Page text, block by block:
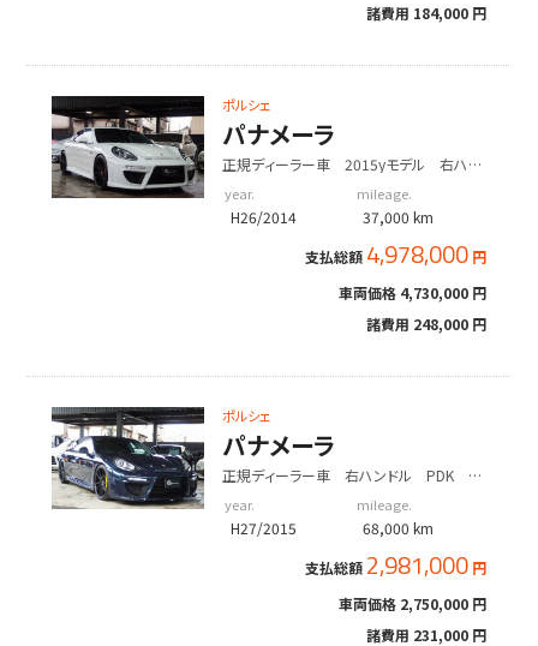
諸費用 184,000 円
ポルシェ
パナメーラ
正規ディーラー車 2015yモデル 右ハン
ミ ESローダウンサス
year.
H26/2014
mileage.
37,000 km
支払総額 4,978,000 円
車両価格 4,730,000 円
諸費用 248,000 円
ポルシェ
パナメーラ
正規ディーラー車 右ハンドル PDK
ル ESダウンサス
year.
H27/2015
mileage.
68,000 km
支払総額 2,981,000 円
車両価格 2,750,000 円
諸費用 231,000 円